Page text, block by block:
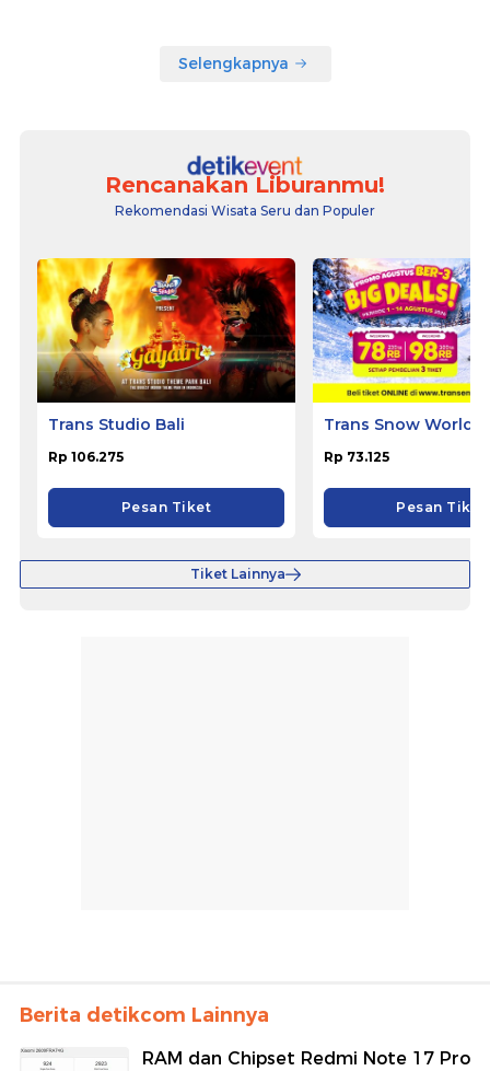
Selengkapnya
Rencanakan Liburanmu!
Rekomendasi Wisata Seru dan Populer
Trans Studio Bali
Rp 106.275
Pesan Tiket
Trans Snow World
Rp 73.125
Pesan Tiket
Tiket Lainnya
Berita detikcom Lainnya
RAM dan Chipset Redmi Note 17 Pro